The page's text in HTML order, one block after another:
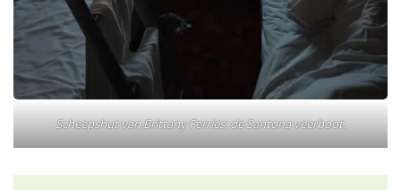
Scheepshut van Brittany Ferries: de Santona veerboot.